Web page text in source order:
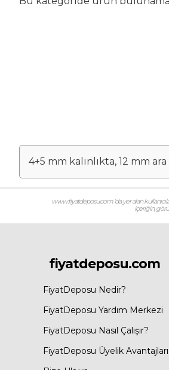
4+5 mm kalınlıkta, 12 mm
www.fiyatdeposu.com ‘da yer alan
içeriğin,
fiyatdeposu.com
FiyatDeposu Nedir?
FiyatDeposu Yardım Merkezi
FiyatDeposu Nasıl Çalışır?
FiyatDeposu Üyelik Avantajları